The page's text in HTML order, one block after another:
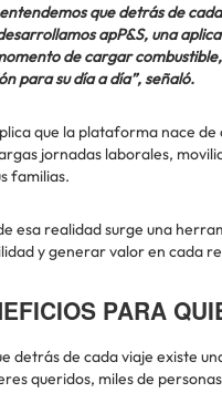
entendemos que detrás de
apP&S, una
de cargar
para su día a día”, señaló.
que la plataforma nace
jornadas laborales,
familias.
esa realidad surge una
y generar valor en cada
PARA
detrás de cada viaje existe
queridos, miles de